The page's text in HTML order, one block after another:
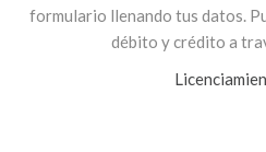
formulario llenando tus datos.
débito y crédito a